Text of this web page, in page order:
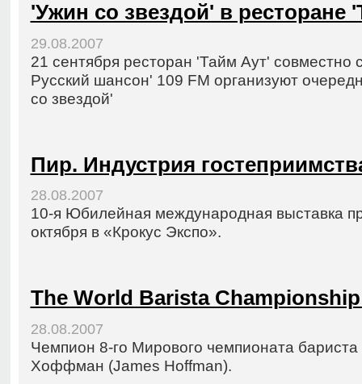
'Ужин со звездой' в ресторане
29.08.2007
21 сентября ресторан 'Тайм Аут' совместно
Русский шансон' 109 FM организуют
со звездой'
Пир. Индустрия
28.08.2007
10-я Юбилейная международная выставка
октября в «Крокус Экспо».
The World Barista
28.08.2007
Чемпион 8-го Мирового чемпионата
Хоффман (James Hoffman).